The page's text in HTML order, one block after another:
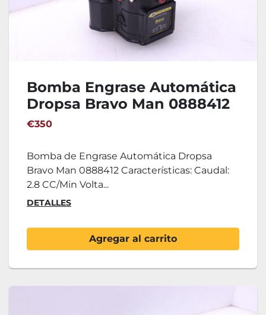
Bomba Engrase Automática
Dropsa Bravo Man 0888412
€350
Bomba de Engrase Automática Dropsa
Bravo Man 0888412 Características: Caudal:
2.8 CC/Min Volta...
DETALLES
Agregar al carrito